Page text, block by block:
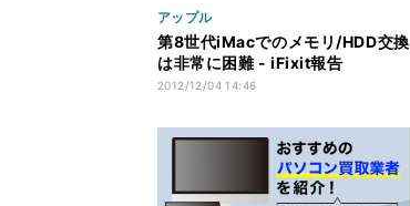
アップル
第8世代iMacでのメモリ/HDD交換
は非常に困難 - iFixit報告
2012/12/04 14:46